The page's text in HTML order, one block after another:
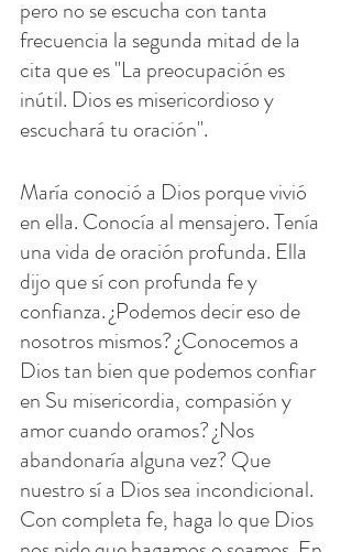
pero no se escucha con tanta
frecuencia la segunda mitad de la
cita que es "La preocupación es
inútil. Dios es misericordioso y
escuchará tu oración".
María conoció a Dios porque vivió
en ella. Conocía al mensajero. Tenía
una vida de oración profunda. Ella
dijo que sí con profunda fe y
confianza. ¿Podemos decir eso de
nosotros mismos? ¿Conocemos a
Dios tan bien que podemos confiar
en Su misericordia, compasión y
amor cuando oramos? ¿Nos
abandonaría alguna vez? Que
nuestro sí a Dios sea incondicional.
Con completa fe, haga lo que Dios